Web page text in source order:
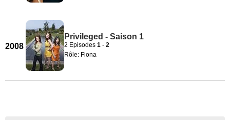
2008
Privileged - Saison 1
2 Episodes 1 - 2
Rôle: Fiona